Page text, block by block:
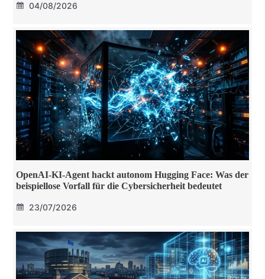
04/08/2026
OpenAI-KI-Agent hackt autonom Hugging Face: Was der
beispiellose Vorfall für die Cybersicherheit bedeutet
23/07/2026